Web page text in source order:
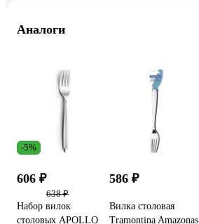
Аналоги
-5%
606 ₽
638 ₽
Набор вилок
столовых APOLLO
586 ₽
Вилка столовая
Tramontina Amazonas